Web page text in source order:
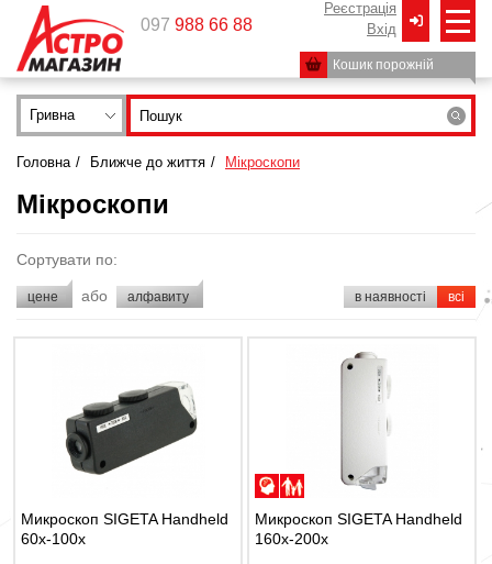
097 988 66 88
Реєстрація
Вxід
Кошик порожній
Гривна
Головна / Ближче до життя / Мікроскопи
Мікроскопи
Сортувати по:
цене або алфавиту в наявності всі
Микроскоп SIGETA Handheld
60x-100x
Микроскоп SIGETA Handheld
160x-200x